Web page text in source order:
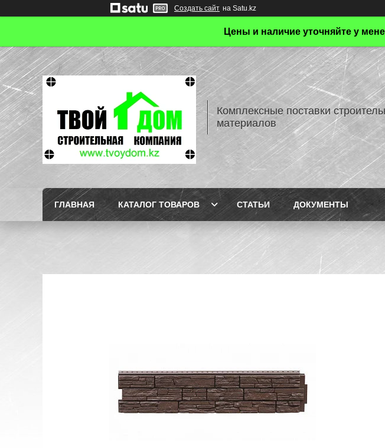
Создать сайт на Satu.kz
Цены и наличие уточняйте у
Комплексные поставки
материалов
ГЛАВНАЯ КАТАЛОГ ТОВАРОВ СТАТЬИ ДОКУМЕНТЫ